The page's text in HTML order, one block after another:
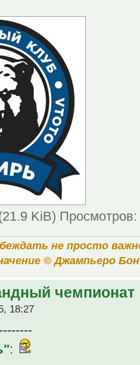
KiB) Просмотров:
не просто
© Джампьеро
чемпионат
18:27
: